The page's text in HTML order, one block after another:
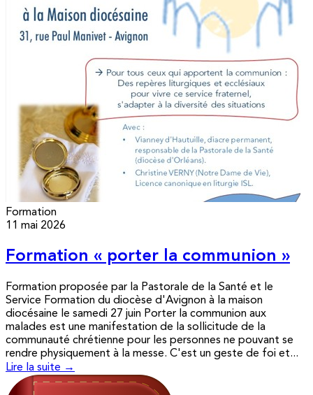
Formation
11 mai 2026
Formation « porter la communion »
Formation proposée par la Pastorale de la Santé et le
Service Formation du diocèse d'Avignon à la maison
diocésaine le samedi 27 juin Porter la communion aux
malades est une manifestation de la sollicitude de la
communauté chrétienne pour les personnes ne pouvant se
rendre physiquement à la messe. C'est un geste de foi et...
Lire la suite →